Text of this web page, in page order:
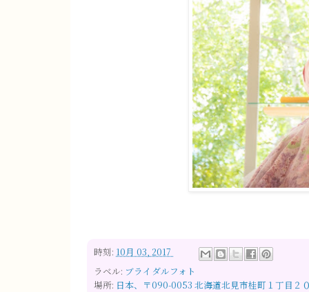
時刻: 10月 03, 2017
ラベル: ブライダルフォト
場所: 日本、〒090-0053 北海道北見市桂町１丁目２